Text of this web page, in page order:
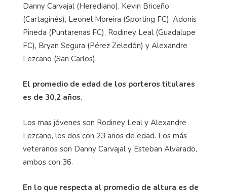
Danny Carvajal (Herediano), Kevin Briceño
(Cartaginés), Leonel Moreira (Sporting FC), Adonis
Pineda (Puntarenas FC), Rodiney Leal (Guadalupe
FC), Bryan Segura (Pérez Zeledón) y Alexandre
Lezcano (San Carlos).
El promedio de edad de los porteros titulares
es de 30,2 años.
Los mas jóvenes son Rodiney Leal y Alexandre
Lezcano, los dos con 23 años de edad. Los más
veteranos son Danny Carvajal y Esteban Alvarado,
ambos con 36.
En lo que respecta al promedio de altura es de